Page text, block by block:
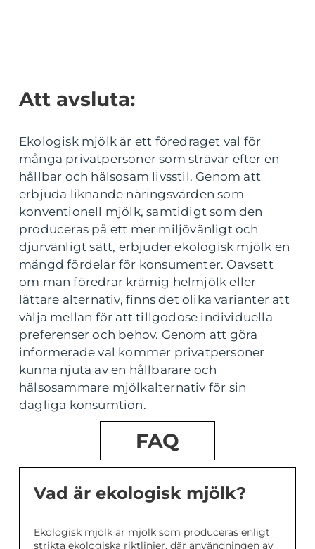
Att avsluta:
Ekologisk mjölk är ett föredraget val för
många privatpersoner som strävar efter en
hållbar och hälsosam livsstil. Genom att
erbjuda liknande näringsvärden som
konventionell mjölk, samtidigt som den
produceras på ett mer miljövänligt och
djurvänligt sätt, erbjuder ekologisk mjölk en
mängd fördelar för konsumenter. Oavsett
om man föredrar krämig helmjölk eller
lättare alternativ, finns det olika varianter att
välja mellan för att tillgodose individuella
preferenser och behov. Genom att göra
informerade val kommer privatpersoner
kunna njuta av en hållbarare och
hälsosammare mjölkalternativ för sin
dagliga konsumtion.
FAQ
Vad är ekologisk mjölk?
Ekologisk mjölk är mjölk som produceras enligt
strikta ekologiska riktlinjer, där användningen av